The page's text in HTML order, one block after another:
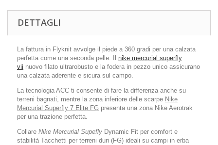
DETTAGLI
La fattura in Flyknit avvolge il piede a 360 gradi per una calzata
perfetta come una seconda pelle. Il nike mercurial superfly
vii nuovo filato ultrarobusto e la fodera in pezzo unico assicurano
una calzata aderente e sicura sul campo.
La tecnologia ACC ti consente di fare la differenza anche su
terreni bagnati, mentre la zona inferiore delle scarpe Nike
Mercurial Superfly 7 Elite FG presenta una zona Nike Aerotrak
per una trazione perfetta.
Collare Nike Mercurial Supefly Dynamic Fit per comfort e
stabilità Tacchetti per terreni duri (FG) ideali su campi in erba